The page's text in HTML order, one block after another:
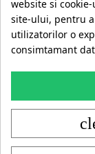
Contul Tau
Contact
website si
site-ului, pentru
utilizatorilor o
consimtamant